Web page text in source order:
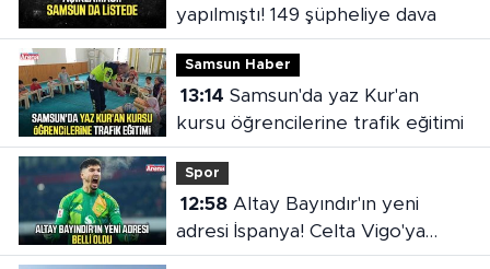
yapılmıştı! 149 şüpheliye dava
Samsun Haber
13:14
kursu öğrencilerine trafik eğitimi
Spor
12:58Altay Bayındır'ın yeni
adresi İspanya! Celta Vigo'ya
kiralandı